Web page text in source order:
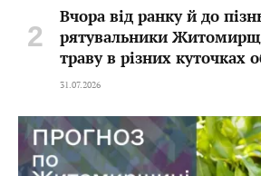
Вчора від ранку й до
рятувальники
траву в різних куточках
31.07.2026